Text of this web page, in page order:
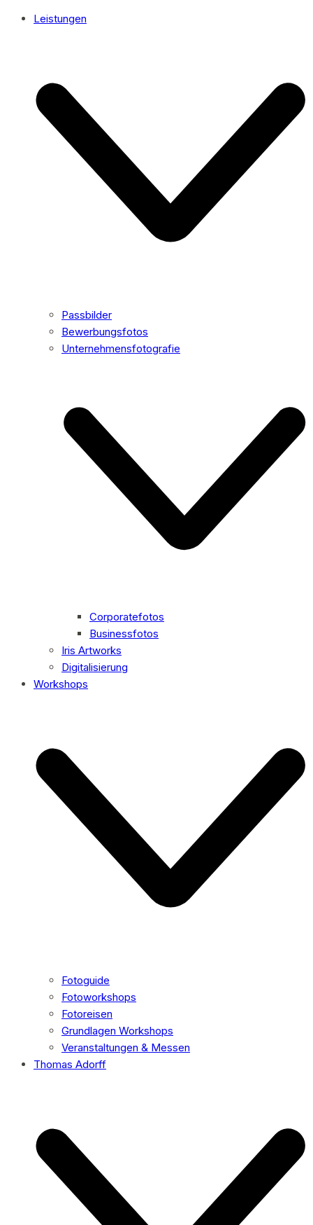
Leistungen
Passbilder
Bewerbungsfotos
Unternehmensfotografie
Corporatefotos
Businessfotos
Iris Artworks
Digitalisierung
Workshops
Fotoguide
Fotoworkshops
Fotoreisen
Grundlagen Workshops
Veranstaltungen & Messen
Thomas Adorff